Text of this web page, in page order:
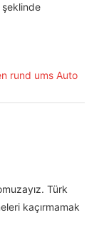
Türk
kaçırmamak